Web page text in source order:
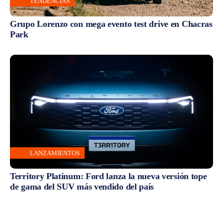
Grupo Lorenzo con mega evento test drive en Chacras
Park
LANZAMIENTOS
Territory Platinum: Ford lanza la nueva versión tope
de gama del SUV más vendido del país